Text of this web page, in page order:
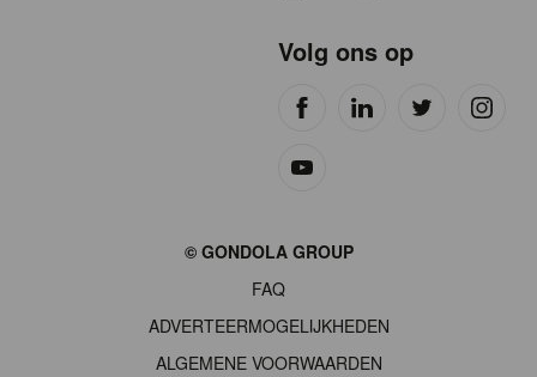
Volg ons op
© GONDOLA GROUP
FAQ
ADVERTEERMOGELIJKHEDEN
ALGEMENE VOORWAARDEN